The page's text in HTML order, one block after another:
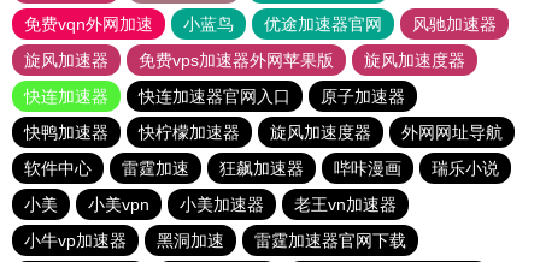
免费vqn外网加速
小蓝鸟 优途加速器官网
风驰加速器
旋风加速器
免费vps加速器外网苹果版
旋风加速度器
快连加速器
快连加速器官网入口
原子加速器
快鸭加速器
快柠檬加速器 旋风加速度器
外网网址导航
软件中心
雷霆加速 狂飙加速器 哔咔漫画
瑞乐小说
小美
小美vpn 小美加速器
老王vn加速器
小牛vp加速器
黑洞加速
雷霆加速器官网下载